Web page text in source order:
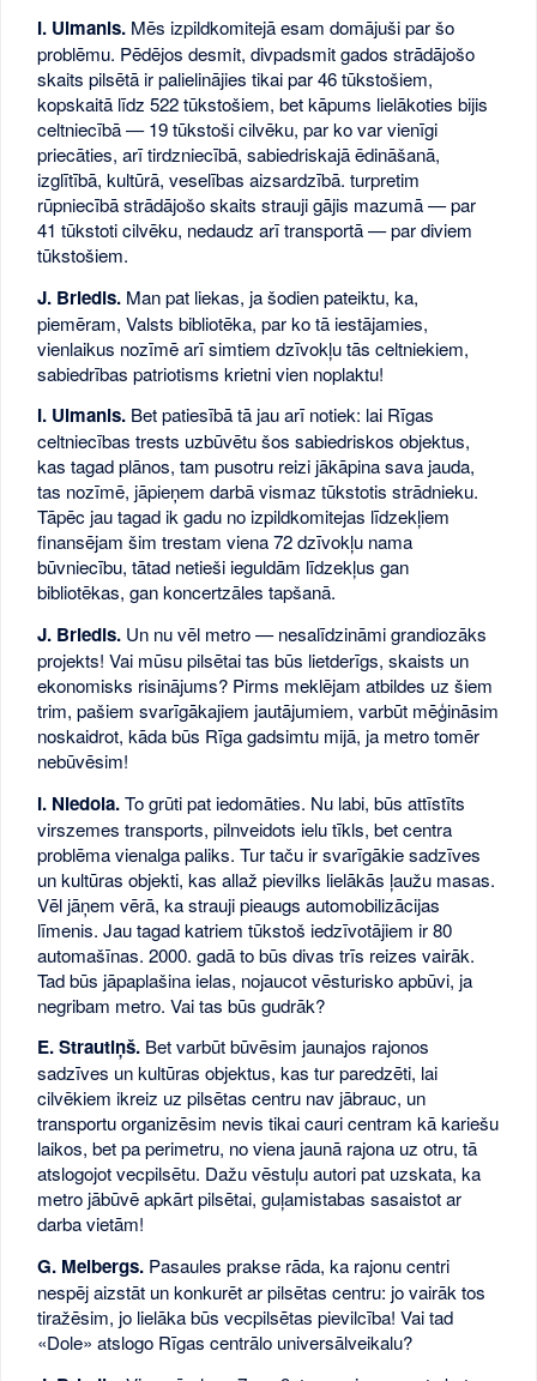
I. Ulmanis. Mēs izpildkomitejā esam domājuši par šo
problēmu. Pēdējos desmit, divpadsmit gados strādājošo
skaits pilsētā ir palielinājies tikai par 46 tūkstošiem,
kopskaitā līdz 522 tūkstošiem, bet kāpums lielākoties bijis
celtniecībā — 19 tūkstoši cilvēku, par ko var vienīgi
priecāties, arī tirdzniecībā, sabiedriskajā ēdināšanā,
izglītībā, kultūrā, veselības aizsardzībā. turpretim
rūpniecībā strādājošo skaits strauji gājis mazumā — par
41 tūkstoti cilvēku, nedaudz arī transportā — par diviem
tūkstošiem.
J. Briedis. Man pat liekas, ja šodien pateiktu, ka,
piemēram, Valsts bibliotēka, par ko tā iestājamies,
vienlaikus nozīmē arī simtiem dzīvokļu tās celtniekiem,
sabiedrības patriotisms krietni vien noplaktu!
I. Ulmanis. Bet patiesībā tā jau arī notiek: lai Rīgas
celtniecības trests uzbūvētu šos sabiedriskos objektus,
kas tagad plānos, tam pusotru reizi jākāpina sava jauda,
tas nozīmē, jāpieņem darbā vismaz tūkstotis strādnieku.
Tāpēc jau tagad ik gadu no izpildkomitejas līdzekļiem
finansējam šim trestam viena 72 dzīvokļu nama
būvniecību, tātad netieši ieguldām līdzekļus gan
bibliotēkas, gan koncertzāles tapšanā.
J. Briedis. Un nu vēl metro — nesalīdzināmi grandiozāks
projekts! Vai mūsu pilsētai tas būs lietderīgs, skaists un
ekonomisks risinājums? Pirms meklējam atbildes uz šiem
trim, pašiem svarīgākajiem jautājumiem, varbūt mēģināsim
noskaidrot, kāda būs Rīga gadsimtu mijā, ja metro tomēr
nebūvēsim!
I. Niedola.To grūti pat iedomāties. Nu labi, būs attīstīts
virszemes transports, pilnveidots ielu tīkls, bet centra
problēma vienalga paliks. Tur taču ir svarīgākie sadzīves
un kultūras objekti, kas allaž pievilks lielākās ļaužu masas.
Vēl jāņem vērā, ka strauji pieaugs automobilizācijas
līmenis. Jau tagad katriem tūkstoš iedzīvotājiem ir 80
automašīnas. 2000. gadā to būs divas trīs reizes vairāk.
Tad būs jāpaplašina ielas, nojaucot vēsturisko apbūvi, ja
negribam metro. Vai tas būs gudrāk?
E. Strautiņš. Bet varbūt būvēsim jaunajos rajonos
sadzīves un kultūras objektus, kas tur paredzēti, lai
cilvēkiem ikreiz uz pilsētas centru nav jābrauc, un
transportu organizēsim nevis tikai cauri centram kā kariešu
laikos, bet pa perimetru, no viena jaunā rajona uz otru, tā
atslogojot vecpilsētu. Dažu vēstuļu autori pat uzskata, ka
metro jābūvē apkārt pilsētai, guļamistabas sasaistot ar
darba vietām!
G. Melbergs. Pasaules prakse rāda, ka rajonu centri
nespēj aizstāt un konkurēt ar pilsētas centru: jo vairāk tos
tiražēsim, jo lielāka būs vecpilsētas pievilcība! Vai tad
«Dole» atslogo Rīgas centrālo universālveikalu?